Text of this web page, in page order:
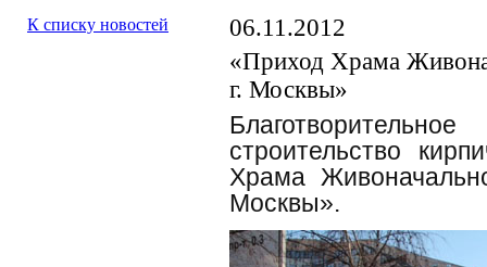
К списку новостей
06.11.2012
«Приход Храма
г. Москвы»
строительство
Храма
Москвы».